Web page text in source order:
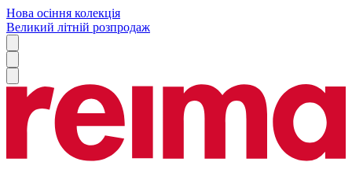
Нова осіння колекція
Великий літній розпродаж